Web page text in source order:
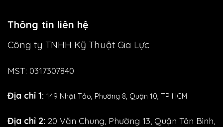
Thông tin liên hệ
Công ty TNHH Kỹ Thuật Gia Lực
MST: 0317307840
Địa chỉ 1: 149 Nhật Tảo, Phường 8, Quận 10, TP HCM
Địa chỉ 2: 20 Văn Chung, Phường 13, Quận Tân Bình,